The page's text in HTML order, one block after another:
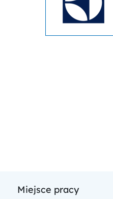
Miejsce pracy